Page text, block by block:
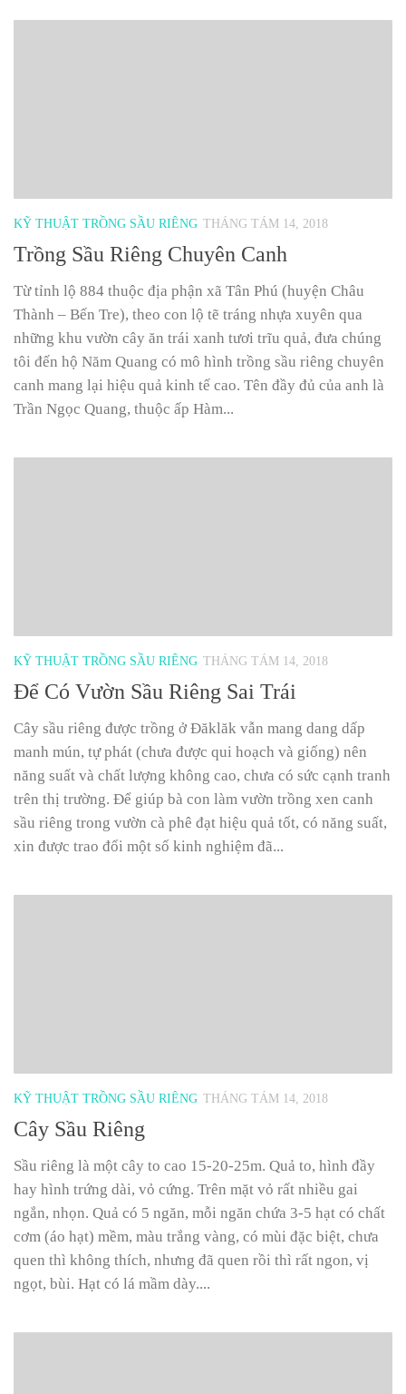
KỸ THUẬT TRỒNG SẦU RIÊNG THÁNG TÁM 14, 2018
Trồng Sầu Riêng Chuyên Canh
Từ tỉnh lộ 884 thuộc địa phận xã Tân Phú (huyện Châu
Thành – Bến Tre), theo con lộ tẽ tráng nhựa xuyên qua
những khu vườn cây ăn trái xanh tươi trĩu quả, đưa chúng
tôi đến hộ Năm Quang có mô hình trồng sầu riêng chuyên
canh mang lại hiệu quả kinh tế cao. Tên đầy đủ của anh là
Trần Ngọc Quang, thuộc ấp Hàm...
KỸ THUẬT TRỒNG SẦU RIÊNG THÁNG TÁM 14, 2018
Để Có Vườn Sầu Riêng Sai Trái
Cây sầu riêng được trồng ở Đăklăk vẫn mang dang dấp
manh mún, tự phát (chưa được qui hoạch và giống) nên
năng suất và chất lượng không cao, chưa có sức cạnh tranh
trên thị trường. Để giúp bà con làm vườn trồng xen canh
sầu riêng trong vườn cà phê đạt hiệu quả tốt, có năng suất,
xin được trao đổi một số kinh nghiệm đã...
KỸ THUẬT TRỒNG SẦU RIÊNG THÁNG TÁM 14, 2018
Cây Sầu Riêng
Sầu riêng là một cây to cao 15-20-25m. Quả to, hình đầy
hay hình trứng dài, vỏ cứng. Trên mặt vỏ rất nhiều gai
ngắn, nhọn. Quả có 5 ngăn, mỗi ngăn chứa 3-5 hạt có chất
cơm (áo hạt) mềm, màu trắng vàng, có mùi đặc biệt, chưa
quen thì không thích, nhưng đã quen rồi thì rất ngon, vị
ngọt, bùi. Hạt có lá mầm dày....